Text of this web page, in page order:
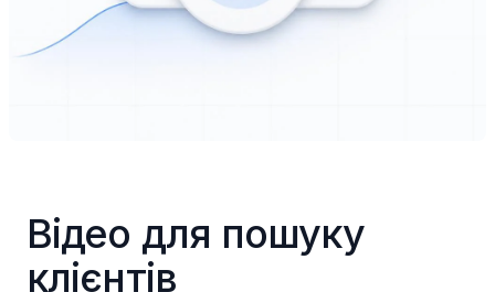
Відео для пошуку
клієнтів